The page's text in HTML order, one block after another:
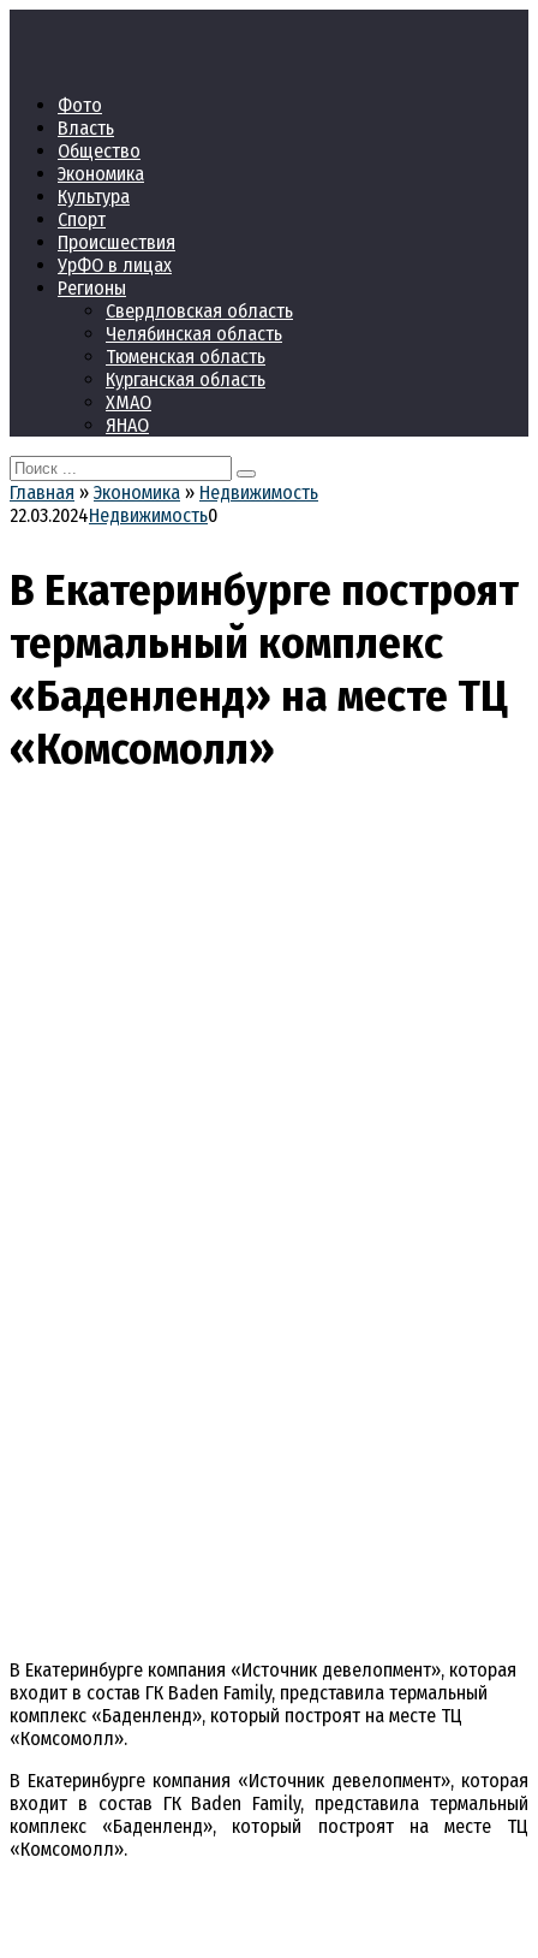
Фото
Власть
Общество
Экономика
Культура
Спорт
Происшествия
УрФО в лицах
Регионы
Свердловская область
Челябинская область
Тюменская область
Курганская область
ХМАО
ЯНАО
Search
for:
Главная » Экономика » Недвижимость
22.03.2024Недвижимость0
В Екатеринбурге построят
термальный комплекс
«Баденленд» на месте ТЦ
«Комсомолл»
В Екатеринбурге компания «Источник девелопмент», которая
входит в состав ГК Baden Family, представила термальный
комплекс «Баденленд», который построят на месте ТЦ
«Комсомолл».
В Екатеринбурге компания «Источник девелопмент», которая
входит в состав ГК Baden Family, представила термальный
комплекс «Баденленд», который построят на месте ТЦ
«Комсомолл».